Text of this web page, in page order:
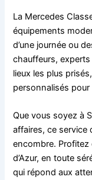
La Mercedes
équipements
d’une journée ou
chauffeurs,
lieux les plus
personnalisés
Que vous soyez à
affaires, ce service
encombre. Profitez
d’Azur, en toute
qui répond aux